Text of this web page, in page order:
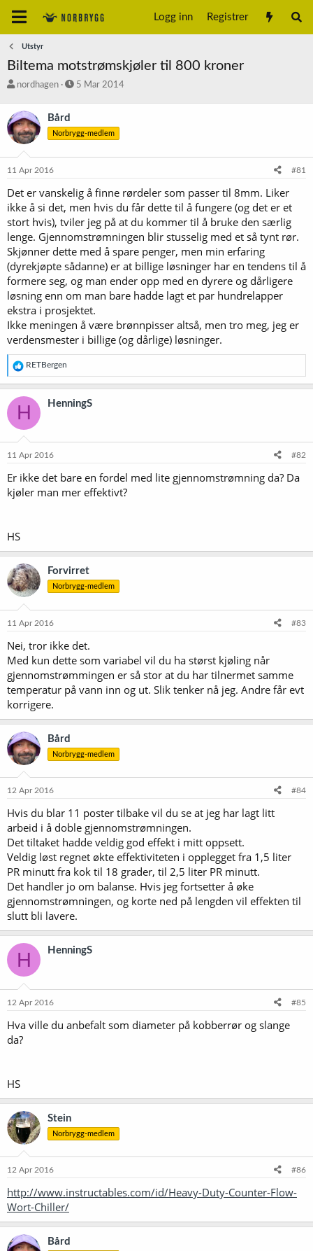
Logg inn Registrer
Utstyr
Biltema motstrømskjøler til 800 kroner
T
å
d
s
a
r
e
r
nordhagen
S
t
a
5 Mar 2014
Bård
Norbrygg-medlem
11 Apr 2016 #81
Det er vanskelig å finne rørdeler som passer til 8mm. Liker
ikke å si det, men hvis du får dette til å fungere (og det er et
stort hvis), tviler jeg på at du kommer til å bruke den særlig
lenge. Gjennomstrømningen blir stusselig med et så tynt rør.
Skjønner dette med å spare penger, men min erfaring
(dyrekjøpte sådanne) er at billige løsninger har en tendens til å
formere seg, og man ender opp med en dyrere og dårligere
løsning enn om man bare hadde lagt et par hundrelapper
ekstra i prosjektet.
Ikke meningen å være brønnpisser altså, men tro meg, jeg er
verdensmester i billige (og dårlige) løsninger.
R
e
a
k
o
e
:
RETBergen
H HenningS
11 Apr 2016 #82
Er ikke det bare en fordel med lite gjennomstrømning da? Da
kjøler man mer effektivt?
HS
Forvirret
Norbrygg-medlem
11 Apr 2016 #83
Nei, tror ikke det.
Med kun dette som variabel vil du ha størst kjøling når
gjennomstrømmingen er så stor at du har tilnermet samme
temperatur på vann inn og ut. Slik tenker nå jeg. Andre får evt
korrigere.
Bård
Norbrygg-medlem
12 Apr 2016 #84
Hvis du blar 11 poster tilbake vil du se at jeg har lagt litt
arbeid i å doble gjennomstrømningen.
Det tiltaket hadde veldig god effekt i mitt oppsett.
Veldig løst regnet økte effektiviteten i opplegget fra 1,5 liter
PR minutt fra kok til 18 grader, til 2,5 liter PR minutt.
Det handler jo om balanse. Hvis jeg fortsetter å øke
gjennomstrømningen, og korte ned på lengden vil effekten til
slutt bli lavere.
H HenningS
12 Apr 2016 #85
Hva ville du anbefalt som diameter på kobberrør og slange
da?
HS
Stein
Norbrygg-medlem
12 Apr 2016 #86
http://www.instructables.com/id/Heavy-Duty-Counter-Flow-
Wort-Chiller/
Bård